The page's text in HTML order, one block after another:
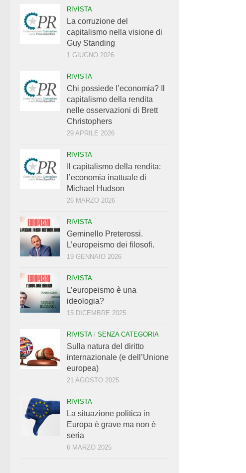
RIVISTA
La corruzione del
capitalismo nella visione di
Guy Standing
1 GIUGNO 2026
RIVISTA
Chi possiede l’economia? Il
capitalismo della rendita
nelle osservazioni di Brett
Christophers
29 APRILE 2026
RIVISTA
Il capitalismo della rendita:
l’economia inattuale di
Michael Hudson
26 MARZO 2026
RIVISTA
Geminello Preterossi.
L’europeismo dei filosofi.
19 GENNAIO 2026
RIVISTA
L’europeismo è una
ideologia?
15 DICEMBRE 2025
RIVISTA/ SENZA CATEGORIA
Sulla natura del diritto
internazionale (e dell’Unione
europea)
21 AGOSTO 2025
RIVISTA
La situazione politica in
Europa è grave ma non è
seria
6 MARZO 2025